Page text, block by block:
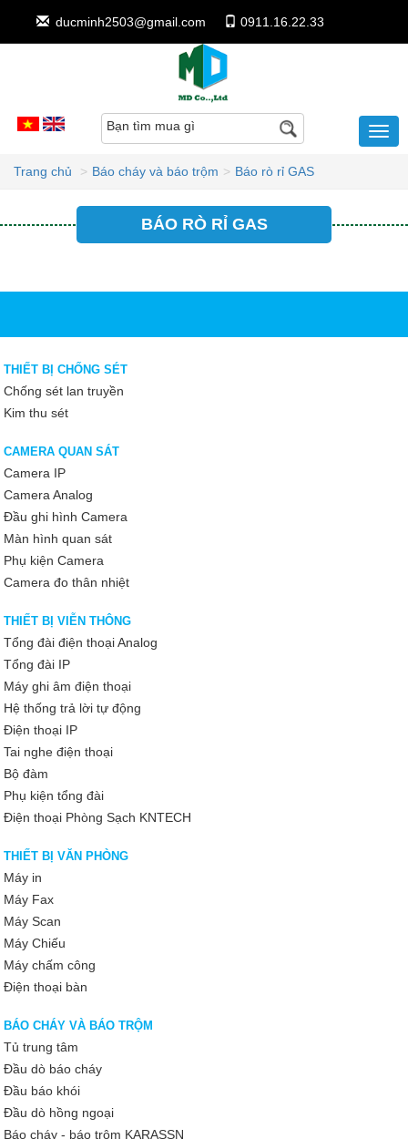
ducminh2503@gmail.com 0911.16.22.33
Bạn tìm mua gì
Trang chủ Báo cháy và báo trộm Báo rò rỉ GAS
BÁO RÒ RỈ GAS
THIẾT BỊ CHỐNG SÉT
Chống sét lan truyền
Kim thu sét
CAMERA QUAN SÁT
Camera IP
Camera Analog
Đầu ghi hình Camera
Màn hình quan sát
Phụ kiện Camera
Camera đo thân nhiệt
THIẾT BỊ VIỄN THÔNG
Tổng đài điện thoại Analog
Tổng đài IP
Máy ghi âm điện thoại
Hệ thống trả lời tự động
Điện thoại IP
Tai nghe điện thoại
Bộ đàm
Phụ kiện tổng đài
Điện thoại Phòng Sạch KNTECH
THIẾT BỊ VĂN PHÒNG
Máy in
Máy Fax
Máy Scan
Máy Chiếu
Máy chấm công
Điện thoại bàn
BÁO CHÁY VÀ BÁO TRỘM
Tủ trung tâm
Đầu dò báo cháy
Đầu báo khói
Đầu dò hồng ngoại
Báo cháy - báo trộm KARASSN